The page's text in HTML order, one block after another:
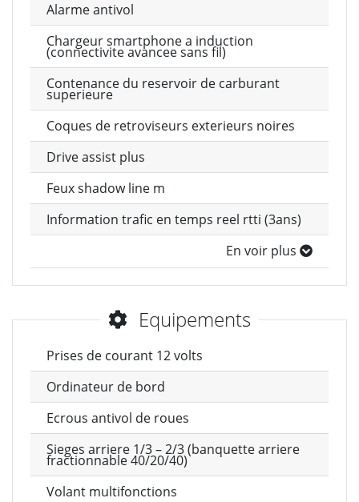
Alarme antivol
Chargeur smartphone a induction
(connectivite avancee sans fil)
Contenance du reservoir de carburant
superieure
Coques de retroviseurs exterieurs noires
Drive assist plus
Feux shadow line m
Information trafic en temps reel rtti (3ans)
En voir plus
Equipements
Prises de courant 12 volts
Ordinateur de bord
Ecrous antivol de roues
Sieges arriere 1/3 – 2/3 (banquette arriere
fractionnable 40/20/40)
Volant multifonctions